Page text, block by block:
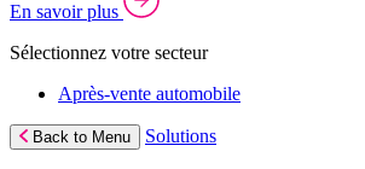
En savoir plus
Sélectionnez votre secteur
Après‑vente automobile
Back to Menu Solutions